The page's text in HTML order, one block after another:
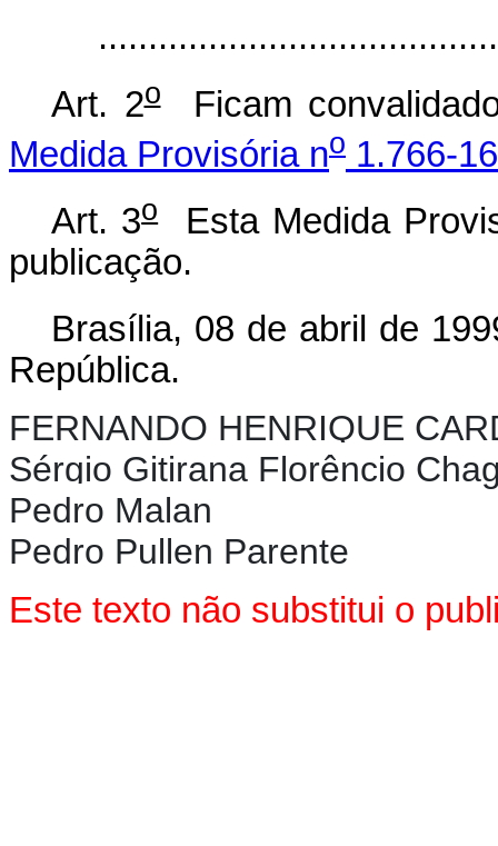
Art. 2oFicam
Medida Provisória no 1.766-
Art. 3oEsta Medida
publicação.
Brasília, 08 de abril de
República.
FERNANDO HENRIQUE
Sérgio Gitirana Florêncio
Pedro Malan
Pedro Pullen Parente
Este texto não substitui o